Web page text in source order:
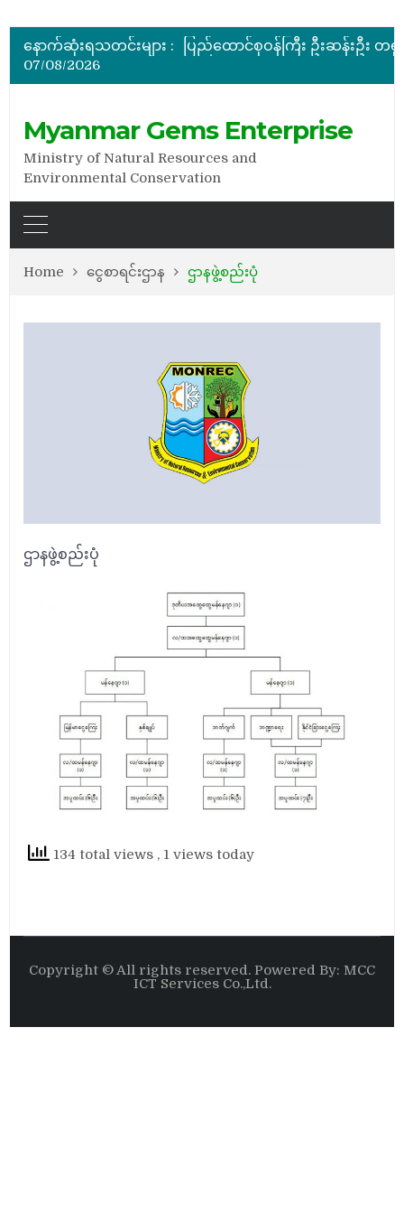
နောက်ဆုံးရသတင်းများ :
အိတ်ဖွင့်တင်ဒါခေါ်ယူခြင်း
07/08/2026
Myanmar Gems Enterprise
Ministry of Natural Resources and
Environmental Conservation
Home ငွေစာရင်းဌာန ဌာနဖွဲ့စည်းပုံ
ဌာနဖွဲ့စည်းပုံ
134 total views , 1 views today
Copyright © All rights reserved. Powered By: MCC
ICT Services Co.,Ltd.